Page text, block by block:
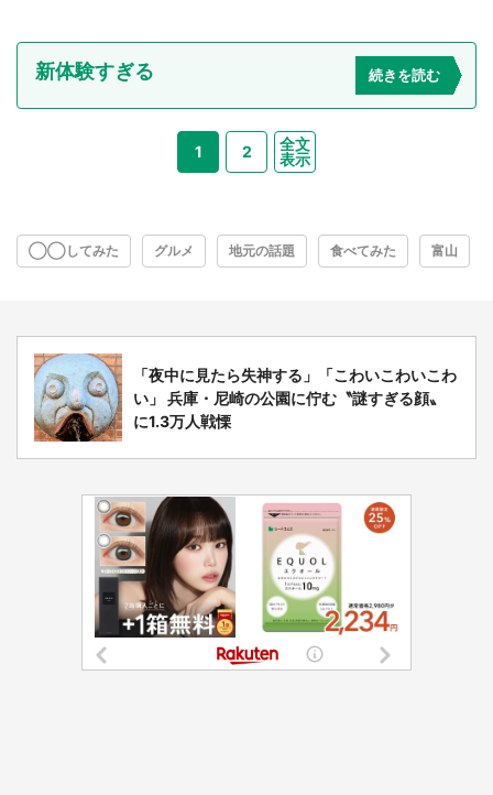
新体験すぎる 続きを読む
1 2
全文
表示
◯◯してみた グルメ 地元の話題 食べてみた 富山
「夜中に見たら失神する」「こわいこわいこわ
い」 兵庫・尼崎の公園に佇む〝謎すぎる顔〟
に1.3万人戦慄